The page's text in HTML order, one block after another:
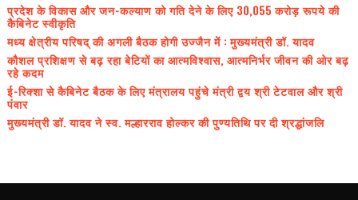
प्रदेश के विकास और जन-कल्याण को गति देने के लिए 30,055 करोड़ रूपये की
कैबिनेट स्वीकृति
मध्य क्षेत्रीय परिषद् की अगली बैठक होगी उज्जैन में : मुख्यमंत्री डॉ. यादव
कौशल प्रशिक्षण से बढ़ रहा बेटियों का आत्मविश्वास, आत्मनिर्भर जीवन की ओर बढ़
रहे कदम
ई-रिक्शा से कैबिनेट बैठक के लिए मंत्रालय पहुंचे मंत्री द्वय श्री टेटवाल और श्री
पंवार
मुख्यमंत्री डॉ. यादव ने स्व. मल्हारराव होल्कर की पुण्यतिथि पर दी श्रद्धांजलि